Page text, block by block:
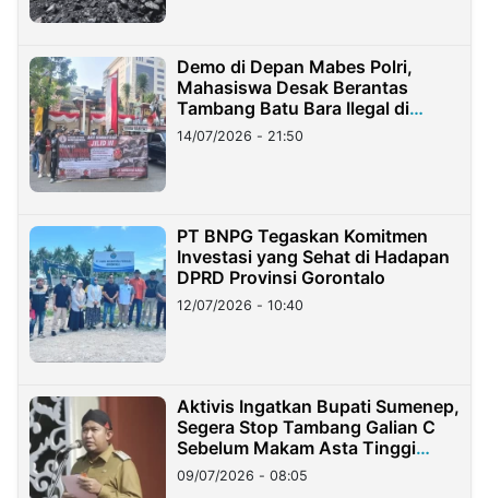
Demo di Depan Mabes Polri,
Mahasiswa Desak Berantas
Tambang Batu Bara Ilegal di
Lampung
14/07/2026 - 21:50
PT BNPG Tegaskan Komitmen
Investasi yang Sehat di Hadapan
DPRD Provinsi Gorontalo
12/07/2026 - 10:40
Aktivis Ingatkan Bupati Sumenep,
Segera Stop Tambang Galian C
Sebelum Makam Asta Tinggi
Longsor
09/07/2026 - 08:05